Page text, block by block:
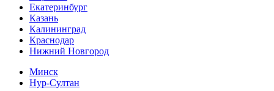
Екатеринбург
Казань
Калининград
Краснодар
Нижний Новгород
Минск
Нур-Султан